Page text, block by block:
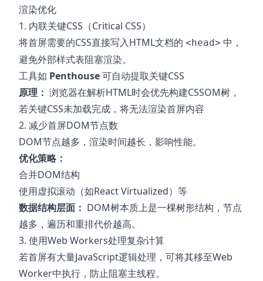
渲染优化
1. 内联关键CSS（Critical CSS）
将首屏需要的CSS直接写入HTML文档的 <head> 中，
避免外部样式表阻塞渲染。
工具如 Penthouse可自动提取关键CSS
原理： 浏览器在解析HTML时会优先构建CSSOM树，
若关键CSS未加载完成，将无法渲染首屏内容
2. 减少首屏DOM节点数
DOM节点越多，渲染时间越长，影响性能。
优化策略：
合并DOM结构
使用虚拟滚动（如React Virtualized）等
数据结构层面： DOM树本质上是一棵树形结构，节点
越多，遍历和重排代价越高。
3. 使用Web Workers处理复杂计算
若首屏有大量JavaScript逻辑处理，可将其移至Web
Worker中执行，防止阻塞主线程。